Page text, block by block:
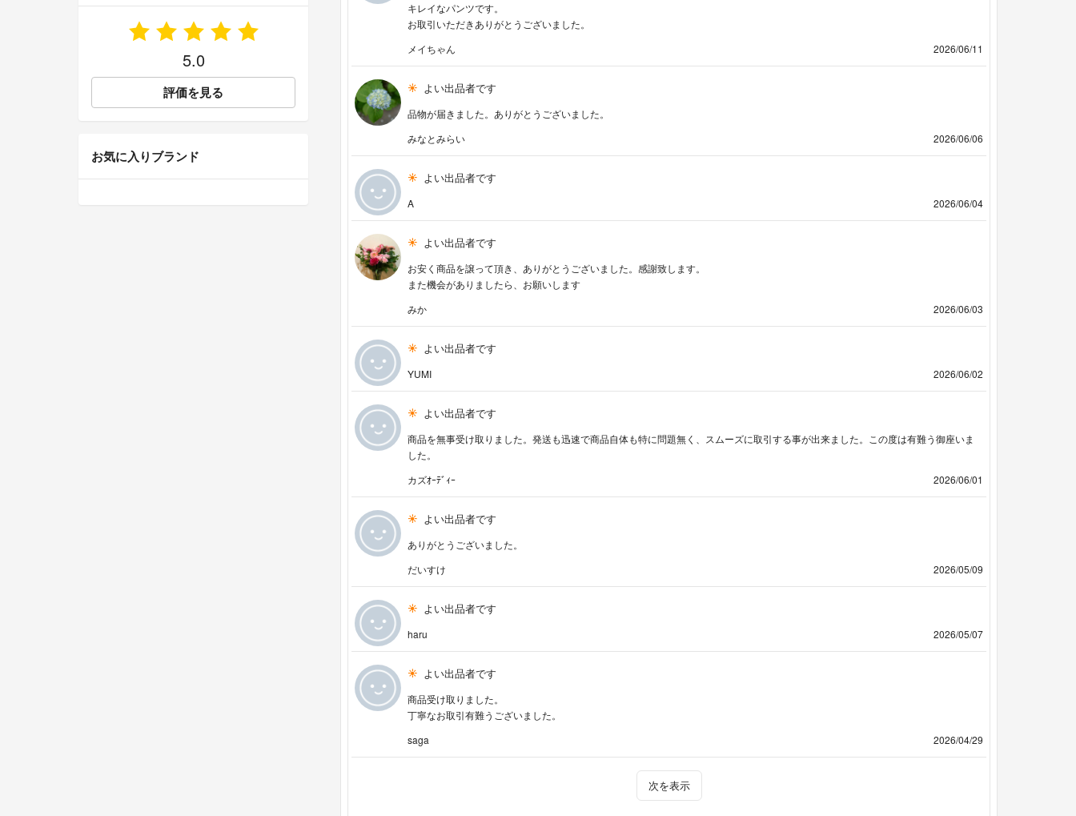
キレイなパンツです。
お取引いただきありがとうございました。
メイちゃん
2026/06/11
よい出品者です
品物が届きました。ありがとうございました。
みなとみらい
2026/06/06
よい出品者です
A 2026/06/04
よい出品者です
お安く商品を譲って頂き、ありがとうございました。感謝致します。
また機会がありましたら、お願いします
みか
2026/06/03
よい出品者です
YUMI 2026/06/02
よい出品者です
商品を無事受け取りました。発送も迅速で商品自体も特に問題無く、スムーズに取引する事が出来ました。この度は有難う御座いま
した。
カズｵｰﾃﾞｨｰ
2026/06/01
よい出品者です
ありがとうございました。
だいすけ
2026/05/09
よい出品者です
haru 2026/05/07
よい出品者です
商品受け取りました。
丁寧なお取引有難うございました。
saga
2026/04/29
次を表示
5.0
評価を見る
お気に入りブランド